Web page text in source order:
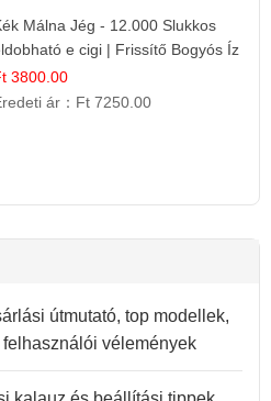
Málna Jég - 12.000 Slukkos
e cigi | Frissítő Bogyós Íz
3800.00
ár： Ft 7250.00
útmutató, top modellek,
vélemények